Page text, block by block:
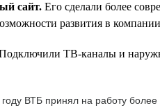
сайт. Его сделали более
развития в
ТВ-каналы и
ВТБ принял на работу